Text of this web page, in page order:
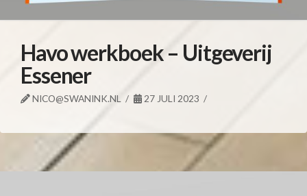
Havo werkboek – Uitgeverij
Essener
NICO@SWANINK.NL 27 JULI 2023